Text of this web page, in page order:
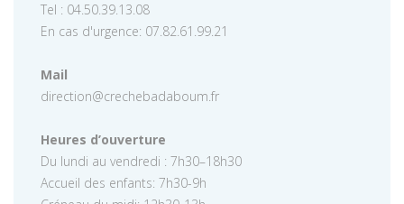
Tel : 04.50.39.13.08
En cas d'urgence: 07.82.61.99.21
Mail
direction@crechebadaboum.fr
Heures d’ouverture
Du lundi au vendredi : 7h30–18h30
Accueil des enfants: 7h30-9h